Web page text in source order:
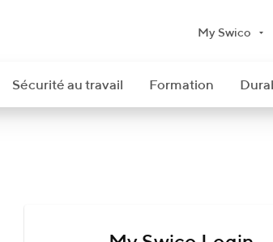
My Swico
Sécurité au travail Formation